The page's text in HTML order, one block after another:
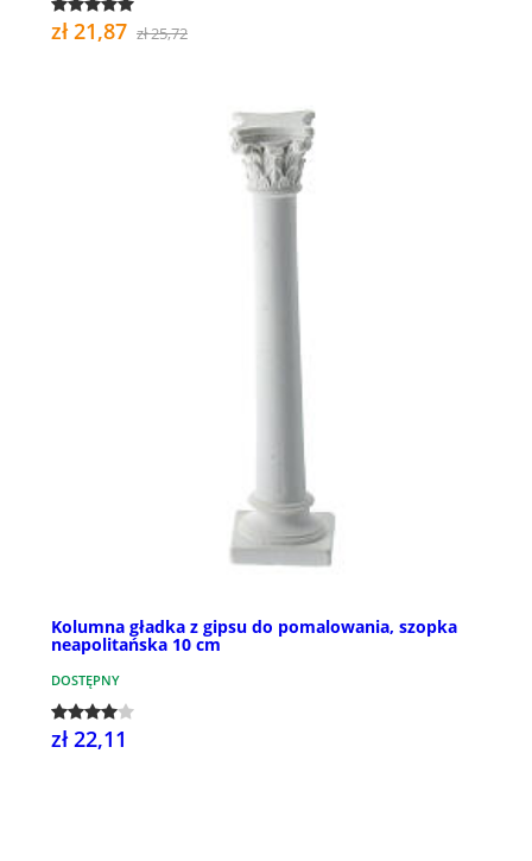
zł 21,87 zł 25,72
Kolumna gładka z gipsu do pomalowania, szopka
neapolitańska 10 cm
DOSTĘPNY
zł 22,11